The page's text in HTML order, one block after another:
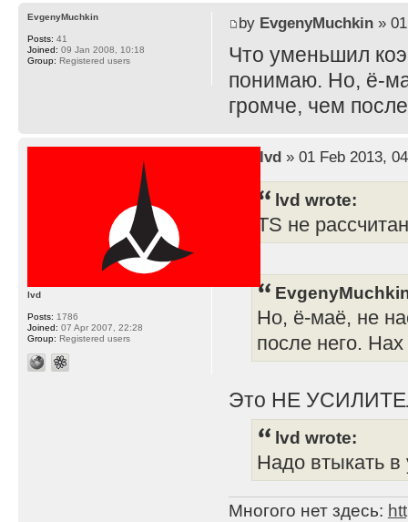
by EvgenyMuchkin» 01
Что уменьшил
понимаю. Но, ё-
громче, чем
EvgenyMuchkin
Posts: 41
Joined: 09 Jan 2008, 10:18
Group: Registered users
lvd» 01 Feb 2013,
lvd wrote:
TS не
Но, ё-маё, не
после него.
Это НЕ
lvd wrote:
Надо втыкать в
Многого нет здесь:
lvd
Posts: 1786
Joined: 07 Apr 2007, 22:28
Group: Registered users